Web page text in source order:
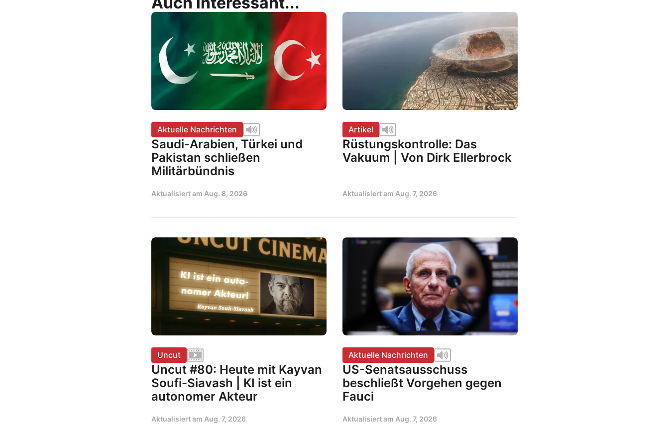
Aktuelle Nachrichten
Saudi-Arabien, Türkei und
Pakistan schließen
Militärbündnis
Aktualisiert am Aug. 8, 2026
Artikel
Rüstungskontrolle: Das
Vakuum | Von Dirk Ellerbrock
Aktualisiert am Aug. 7, 2026
Uncut
Uncut #80: Heute mit Kayvan
Soufi-Siavash | KI ist ein
autonomer Akteur
Aktualisiert am Aug. 7, 2026
Aktuelle Nachrichten
US-Senatsausschuss
beschließt Vorgehen gegen
Fauci
Aktualisiert am Aug. 7, 2026